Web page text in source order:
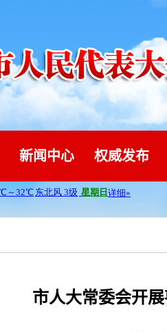
新闻中心 权威发布
市人大常委会开